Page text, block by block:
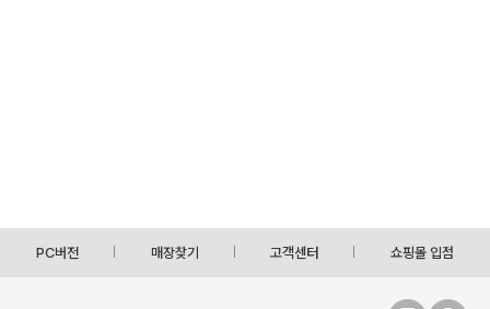
PC버전 매장찾기 고객센터 쇼핑몰 입점